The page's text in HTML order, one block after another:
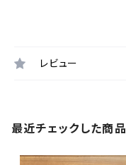
レビュー
最近チェックした商品